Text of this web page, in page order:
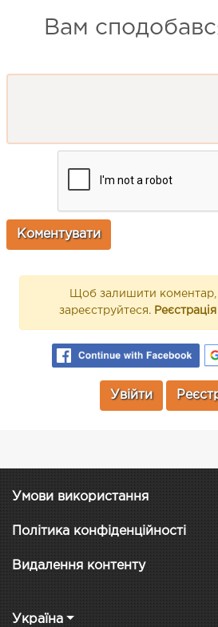
Вам
Щоб залишити коментар,
зареєструйтеся.
Увійти
Умови використання
Політика конфіденційності
Видалення контенту
Україна